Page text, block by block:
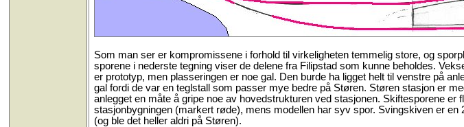
Som man ser er kompromissene i forhold til virkeligheten temmelig store, og
sporene i nederste tegning viser de delene fra Filipstad som kunne beholdes.
er prototyp, men plasseringen er noe gal. Den burde ha ligget helt til venstre på
gal fordi de var en teglstall som passer mye bedre på Støren. Støren stasjon er
anlegget en måte å gripe noe av hovedstrukturen ved stasjonen. Skiftesporene
stasjonbygningen (markert røde), mens modellen har syv spor. Svingskiven er
(og ble det heller aldri på Støren).